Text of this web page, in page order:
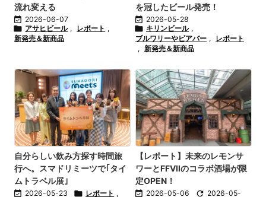
流れ変える
 2026-06-07
 アサヒビール , レポート ,
新発売＆新商品
を冠したビール発売！
 2026-05-28
 キリンビール ,
ブルワリーやビアバー ,
レポート
, 新発売＆新商品
自分らしい飲み方探す時間旅
行へ。スマドリミーツで｢タイ
ムトラベル展｣
 2026-05-23  レポート ,
【レポート】未来のレモンサ
ワーとFFVIIのコラボ酒場が限
定OPEN！
 2026-05-06  2026-05-